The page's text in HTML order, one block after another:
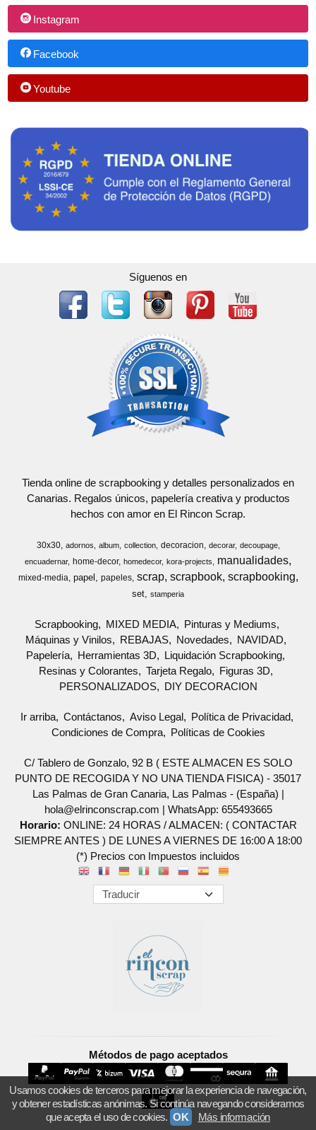
Instagram
Facebook
Youtube
Síguenos en
Tienda online de scrapbooking y detalles personalizados en
Canarias. Regalos únicos, papelería creativa y productos
hechos con amor en El Rincon Scrap.
30x30 adornos album collection decoracion decorar
decoupage
encuadernar
home-decor homedecor kora-projects manualidades
mixed-media papel papeles scrap scrapbook scrapbooking
set stamperia
Scrapbooking MIXED MEDIA
Pinturas y Mediums
Máquinas y Vinilos
REBAJAS Novedades
NAVIDAD
Papelería
Herramientas 3D
Liquidación Scrapbooking
Resinas y Colorantes
Tarjeta Regalo
Figuras 3D
PERSONALIZADOS
DIY DECORACION
Ir arriba Contáctanos Aviso Legal
Política de Privacidad
Condiciones de Compra
Políticas de Cookies
C/ Tablero de Gonzalo, 92 B ( ESTE ALMACEN ES SOLO
PUNTO DE RECOGIDA Y NO UNA TIENDA FISICA) - 35017
Las Palmas de Gran Canaria, Las Palmas - (España) |
hola@elrinconscrap.com | WhatsApp: 655493665
Horario: ONLINE: 24 HORAS / ALMACEN: ( CONTACTAR
SIEMPRE ANTES ) DE LUNES A VIERNES DE 16:00 A 18:00
(*) Precios con Impuestos incluidos
Métodos de pago aceptados
Usamos cookies de terceros para mejorar la experiencia de navegación,
y obtener estadísticas anónimas. Si continúa navegando consideramos
que acepta el uso de cookies. OK Más información